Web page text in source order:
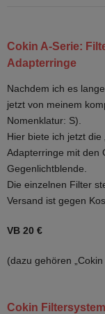
Cokin A-Serie:
Adapterringe
Nachdem ich es
jetzt von meinem
Nomenklatur: S).
Hier biete ich jetzt die
Adapterringe mit den
Gegenlichtblende.
Die einzelnen Filter
Versand ist gegen
VB 20 €
(dazu gehören
Cokin